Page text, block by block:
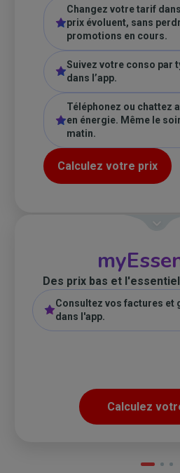
Changez votre tarif
prix évoluent, sans
promotions en cours.
Suivez votre conso par
dans l’app.
Téléphonez ou chattez
en énergie. Même le
matin.
Calculez votre prix
Bien plus de
Des prix bas et
Consultez vos factures et
dans l'app.
Calculez